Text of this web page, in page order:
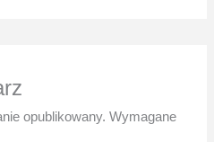
opublikowany. Wymagane